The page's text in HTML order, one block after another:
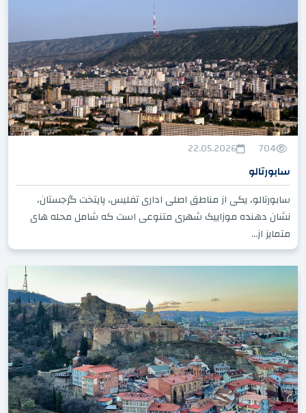
704
22.05.2026
سابورتالو
سابورتالو، یکی از مناطق اصلی اداری تفلیس، پایتخت گرجستان،
نشان دهنده موزاییک شهری متنوعی است که شامل محله های
متمایز از...